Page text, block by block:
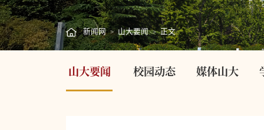
新闻网 > 山大要闻 > 正文
山大要闻 校园动态 媒体山大